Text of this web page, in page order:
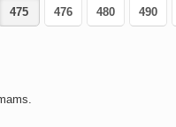
476 480 490